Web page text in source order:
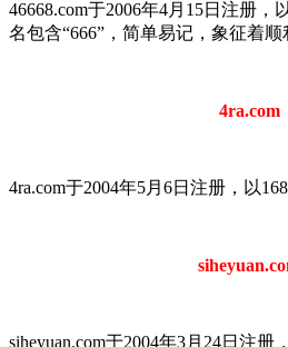
46668.com于2006年4月15日注册，
名包含“666”，简单易记，象征着顺
4ra.com
4ra.com于2004年5月6日注册，以
siheyuan.com于2004年3月24日注册